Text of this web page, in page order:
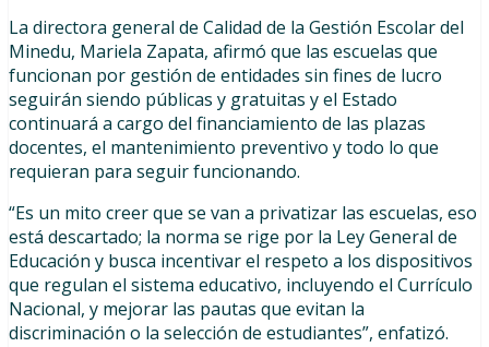
La directora general de Calidad de la Gestión Escolar del
Minedu, Mariela Zapata, afirmó que las escuelas que
funcionan por gestión de entidades sin fines de lucro
seguirán siendo públicas y gratuitas y el Estado
continuará a cargo del financiamiento de las plazas
docentes, el mantenimiento preventivo y todo lo que
requieran para seguir funcionando.
“Es un mito creer que se van a privatizar las escuelas, eso
está descartado; la norma se rige por la Ley General de
Educación y busca incentivar el respeto a los dispositivos
que regulan el sistema educativo, incluyendo el Currículo
Nacional, y mejorar las pautas que evitan la
discriminación o la selección de estudiantes”, enfatizó.